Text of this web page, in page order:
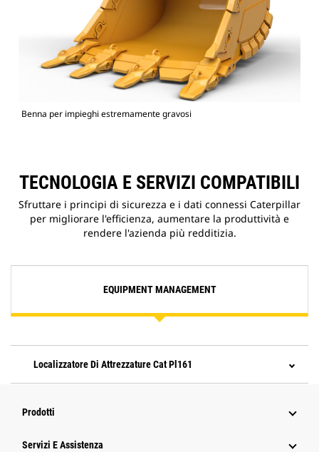
Benna per impieghi estremamente gravosi
TECNOLOGIA E SERVIZI COMPATIBILI
Sfruttare i principi di sicurezza e i dati connessi Caterpillar
per migliorare l'efficienza, aumentare la produttività e
rendere l'azienda più redditizia.
EQUIPMENT MANAGEMENT
Localizzatore Di Attrezzature Cat Pl161
Prodotti
Servizi E Assistenza